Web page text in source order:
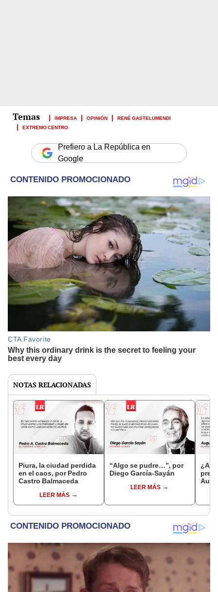
IMPRESA OPINIÓN
RENÉ GASTELUMENDI
EXTREMO CENTRO
Prefiero a La República en
Google
NOTAS RELACIONADAS
Piura, la ciudad perdida
en el caos, por Pedro
Castro Balmaceda
LEER MÁS
“Algo se pudre…”, por
Diego García-Sayán
LEER MÁS